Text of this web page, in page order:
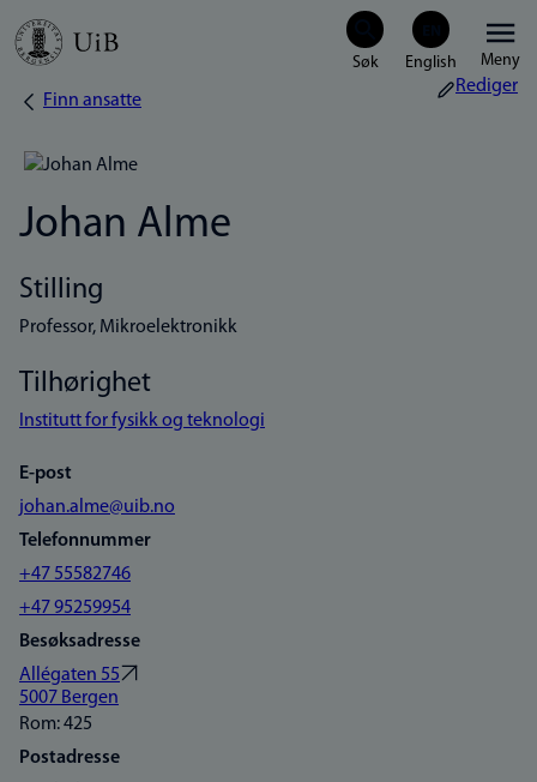
Hopp
Meny
Navigasjonssti
Finn ansatte
Rediger
Johan Alme
Stilling
Professor, Mikroelektronikk
Tilhørighet
Institutt for fysikk og teknologi
E-post
johan.alme@uib.no
Telefonnummer
+47 55582746
+47 95259954
Besøksadresse
Allégaten 55
5007 Bergen
Rom: 425
Postadresse